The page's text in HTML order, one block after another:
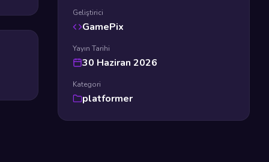
Geliştirici
GamePix
Yayın Tarihi
30 Haziran 2026
Kategori
platformer